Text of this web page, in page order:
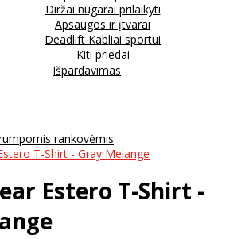
Diržai nugarai prilaikyti
Apsaugos ir įtvarai
Deadlift Kabliai sportui
Kiti priedai
Išpardavimas
rankovėmis
T-Shirt - Gray Melange
Estero T-Shirt -